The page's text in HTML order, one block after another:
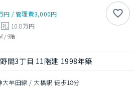
円 /管理費3,000円
礼 10.8万円
/ 9階
間3丁目 11階建 1998年築
大牟田線 / 大橋駅 徒歩18分